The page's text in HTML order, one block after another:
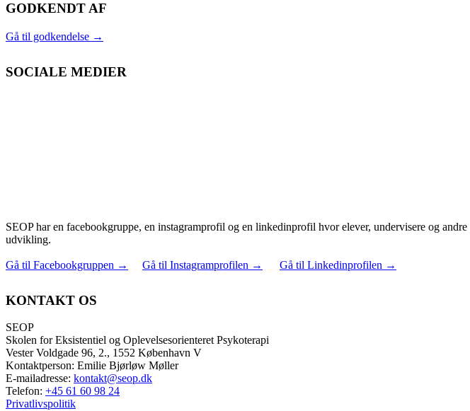
GODKENDT AF
Gå til godkendelse →
SOCIALE MEDIER
SEOP har en facebookgruppe, en instagramprofil og en linkedinprofil hvor elever, undervisere og
udvikling.
Gå til Facebookgruppen → Gå til Instagramprofilen → Gå til Linkedinprofilen →
KONTAKT OS
SEOP
Skolen for Eksistentiel og Oplevelsesorienteret Psykoterapi
Vester Voldgade 96, 2., 1552 København V
Kontaktperson: Emilie Bjørløw Møller
E-mailadresse: kontakt@seop.dk
Telefon: +45 61 60 98 24
Privatlivspolitik